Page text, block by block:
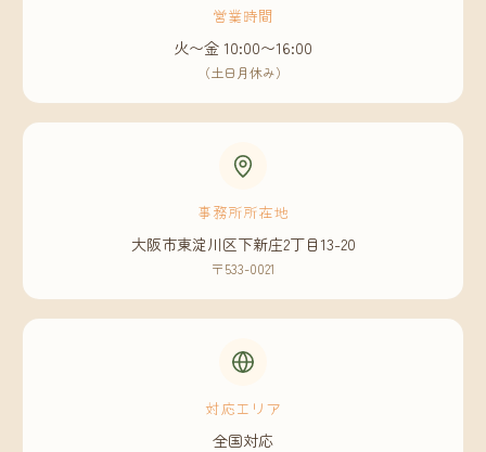
営業時間
火〜金 10:00〜16:00
（土日月休み）
事務所所在地
大阪市東淀川区下新庄2丁目13-20
〒533-0021
対応エリア
全国対応